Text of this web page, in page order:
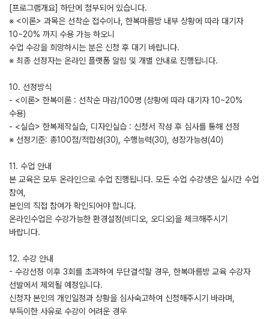
[프로그램개요] 하단에 첨부되어 있습니다.
※ <이론> 과목은 선착순 접수이나, 한복마름방 내부 상황에 따라 대기자
10~20% 까지 수용 가능 하오니
수업 수강을 희망하시는 분은 신청 후 대기 바랍니다.
※ 최종 선정자는 온라인 플랫폼 알림 및 개별 안내로 진행됩니다.
10. 선정방식
- <이론> 한복이론 : 선착순 마감/100명 (상황에 따라 대기자 10~20%
수용)
- <실습> 한복제작실습, 디자인실습 : 신청서 작성 후 심사를 통해 선정
※ 선정기준: 총100점/적합성(30), 수행능력(30), 성장가능성(40)
11. 수업 안내
본 교육은 모두 온라인으로 수업 진행됩니다. 모든 수업 수강생은 실시간 수업
참여,
본인의 직접 참여가 확인되어야 합니다.
온라인수업은 수강가능한 환경설정(비디오, 오디오)을 체크해주시기
바랍니다.
12. 수강 안내
- 수강선정 이후 3회를 초과하여 무단결석할 경우, 한복마름방 교육 수강자
선발에서 제외될 예정입니다.
신청자 본인의 개인일정과 상황을 심사숙고하여 신청해주시기 바라며,
부득이한 사유로 수강이 어려운 경우